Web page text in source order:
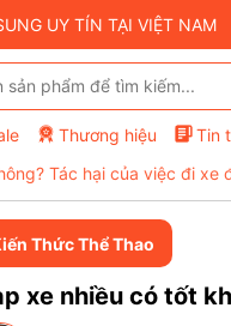
UY TÍN TẠI VIỆT NAM
Thương hiệu Tin
Tác hại của việc đi xe
Thức Thể Thao
xe nhiều có tốt